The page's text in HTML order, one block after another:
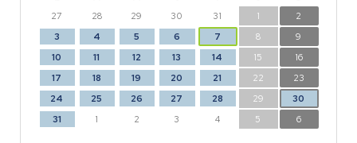
27
28 29 30 31 1
2
3
4 5 6 7 8
9
10
11 12 13 14 15
16
17
18 19 20 21 22
23
24
25 26 27 28 29
30
31
1 2 3 4 5 6